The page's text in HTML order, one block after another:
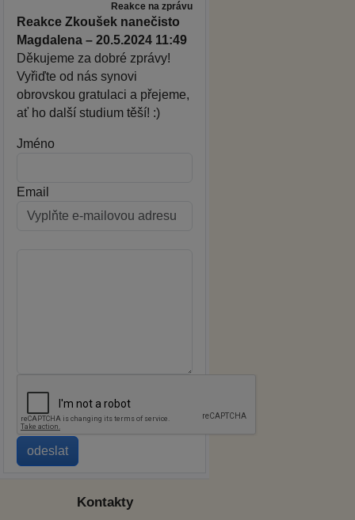
Reakce na zprávu
Reakce Zkoušek nanečisto
Magdalena – 20.5.2024 11:49
Děkujeme za dobré zprávy!
Vyřiďte od nás synovi
obrovskou gratulaci a přejeme,
ať ho další studium těší! :)
Jméno
Email
Kontakty